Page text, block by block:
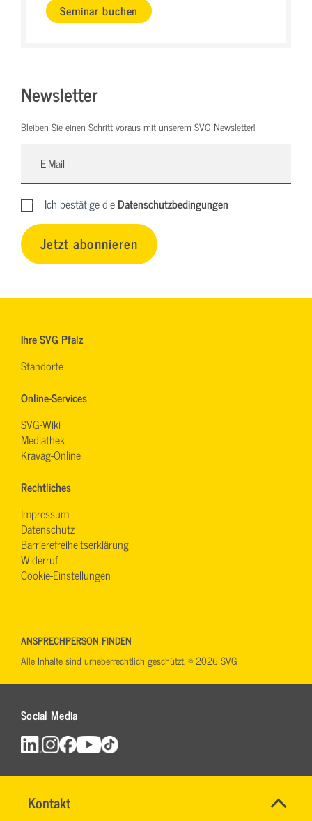
Kontakt
INGO
Name*
Seminar buchen
Newsletter
Bleiben Sie einen Schritt voraus mit unserem SVG Newsletter!
Ich bestätige dieDatenschutzbedingungen
Jetzt abonnieren
Ihre SVG Pfalz
Standorte
Online-Services
SVG-Wiki
Mediathek
Kravag-Online
Rechtliches
Impressum
Datenschutz
Barrierefreiheitserklärung
Widerruf
Cookie-Einstellungen
Social Media
ANSPRECHPERSON FINDEN
Alle Inhalte sind urheberrechtlich geschützt. © 2026 SVG